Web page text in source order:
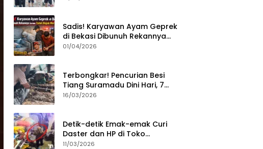
Sadis! Karyawan Ayam Geprek
di Bekasi Dibunuh Rekannya
karena Tolak Diajak Merampok
01/04/2026
Terbongkar! Pencurian Besi
Tiang Suramadu Dini Hari, 7
ABK Ditangkap Polisi
16/03/2026
Detik-detik Emak-emak Curi
Daster dan HP di Toko
Sumenep, Aksi Terekam CCTV
11/03/2026